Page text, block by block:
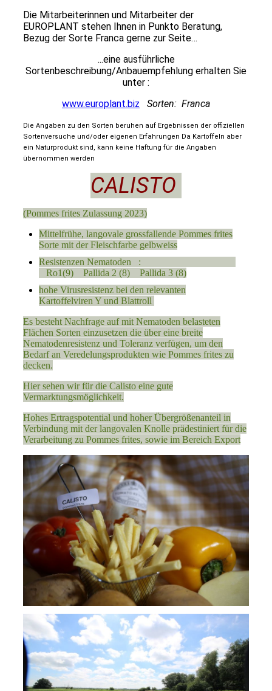
Die Mitarbeiterinnen und Mitarbeiter der
EUROPLANT stehen Ihnen in Punkto Beratung,
Bezug der Sorte Franca gerne zur Seite…
...eine ausführliche
Sortenbeschreibung/Anbauempfehlung erhalten Sie
unter :
www.europlant.biz
Sorten: Franca
Die Angaben zu den Sorten beruhen auf Ergebnissen der offiziellen
Sortenversuche und/oder eigenen Erfahrungen Da Kartoffeln aber
ein Naturprodukt sind, kann keine Haftung für die Angaben
übernommen werden
CALISTO
(Pommes frites Zulassung 2023)
Mittelfrühe, langovale grossfallende Pommes frites
Sorte mit der Fleischfarbe gelbweiss
Resistenzen Nematoden :
Ro1(9) Pallida 2 (8) Pallida 3 (8)
hohe Virusresistenz bei den relevanten
Kartoffelviren Y und Blattroll
Es besteht Nachfrage auf mit Nematoden belasteten
Flächen Sorten einzusetzen die über eine breite
Nematodenresistenz und Toleranz verfügen, um den
Bedarf an Veredelungsprodukten wie Pommes frites zu
decken.
Hier sehen wir für die Calisto eine gute
Vermarktungsmöglichkeit.
Hohes Ertragspotential und hoher Übergrößenanteil in
Verbindung mit der langovalen Knolle prädestiniert für die
Verarbeitung zu Pommes frites, sowie im Bereich Export